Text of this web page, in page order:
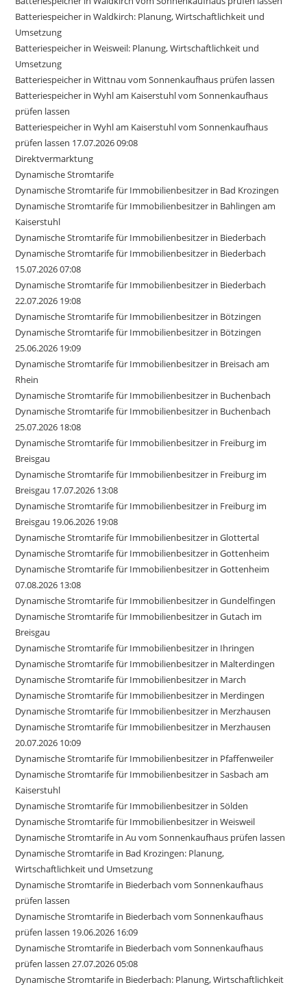
Batteriespeicher in Waldkirch: Planung, Wirtschaftlichkeit und
Umsetzung
Batteriespeicher in Weisweil: Planung, Wirtschaftlichkeit und
Umsetzung
Batteriespeicher in Wittnau vom Sonnenkaufhaus prüfen lassen
Batteriespeicher in Wyhl am Kaiserstuhl vom Sonnenkaufhaus
prüfen lassen
Batteriespeicher in Wyhl am Kaiserstuhl vom Sonnenkaufhaus
prüfen lassen 17.07.2026 09:08
Direktvermarktung
Dynamische Stromtarife
Dynamische Stromtarife für Immobilienbesitzer in Bad Krozingen
Dynamische Stromtarife für Immobilienbesitzer in Bahlingen am
Kaiserstuhl
Dynamische Stromtarife für Immobilienbesitzer in Biederbach
Dynamische Stromtarife für Immobilienbesitzer in Biederbach
15.07.2026 07:08
Dynamische Stromtarife für Immobilienbesitzer in Biederbach
22.07.2026 19:08
Dynamische Stromtarife für Immobilienbesitzer in Bötzingen
Dynamische Stromtarife für Immobilienbesitzer in Bötzingen
25.06.2026 19:09
Dynamische Stromtarife für Immobilienbesitzer in Breisach am
Rhein
Dynamische Stromtarife für Immobilienbesitzer in Buchenbach
Dynamische Stromtarife für Immobilienbesitzer in Buchenbach
25.07.2026 18:08
Dynamische Stromtarife für Immobilienbesitzer in Freiburg im
Breisgau
Dynamische Stromtarife für Immobilienbesitzer in Freiburg im
Breisgau 17.07.2026 13:08
Dynamische Stromtarife für Immobilienbesitzer in Freiburg im
Breisgau 19.06.2026 19:08
Dynamische Stromtarife für Immobilienbesitzer in Glottertal
Dynamische Stromtarife für Immobilienbesitzer in Gottenheim
Dynamische Stromtarife für Immobilienbesitzer in Gottenheim
07.08.2026 13:08
Dynamische Stromtarife für Immobilienbesitzer in Gundelfingen
Dynamische Stromtarife für Immobilienbesitzer in Gutach im
Breisgau
Dynamische Stromtarife für Immobilienbesitzer in Ihringen
Dynamische Stromtarife für Immobilienbesitzer in Malterdingen
Dynamische Stromtarife für Immobilienbesitzer in March
Dynamische Stromtarife für Immobilienbesitzer in Merdingen
Dynamische Stromtarife für Immobilienbesitzer in Merzhausen
Dynamische Stromtarife für Immobilienbesitzer in Merzhausen
20.07.2026 10:09
Dynamische Stromtarife für Immobilienbesitzer in Pfaffenweiler
Dynamische Stromtarife für Immobilienbesitzer in Sasbach am
Kaiserstuhl
Dynamische Stromtarife für Immobilienbesitzer in Sölden
Dynamische Stromtarife für Immobilienbesitzer in Weisweil
Dynamische Stromtarife in Au vom Sonnenkaufhaus prüfen lassen
Dynamische Stromtarife in Bad Krozingen: Planung,
Wirtschaftlichkeit und Umsetzung
Dynamische Stromtarife in Biederbach vom Sonnenkaufhaus
prüfen lassen
Dynamische Stromtarife in Biederbach vom Sonnenkaufhaus
prüfen lassen 19.06.2026 16:09
Dynamische Stromtarife in Biederbach vom Sonnenkaufhaus
prüfen lassen 27.07.2026 05:08
Dynamische Stromtarife in Biederbach: Planung, Wirtschaftlichkeit